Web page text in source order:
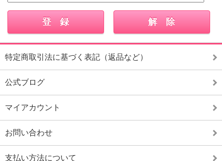
特定商取引法に基づく表記（返品など）
公式ブログ
マイアカウント
お問い合わせ
支払い方法について